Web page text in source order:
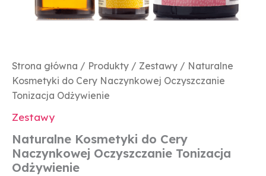
Strona główna / Produkty / Zestawy / Naturalne
Kosmetyki do Cery Naczynkowej Oczyszczanie
Tonizacja Odżywienie
Zestawy
Naturalne Kosmetyki do Cery
Naczynkowej Oczyszczanie Tonizacja
Odżywienie